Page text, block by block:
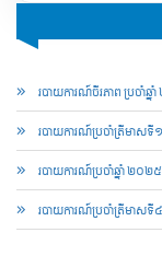
របាយការណ៍ចីរភាព ប្រចាំឆ្ន
របាយការណ៍​​ប្រចាំ​ត្រីមាសទី
របាយការណ៍​​ប្រចាំ​ឆ្នាំ ២០២៥
របាយការណ៍​​ប្រចាំ​ត្រីមាសទី